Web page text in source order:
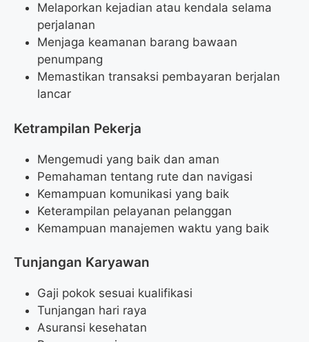
Melaporkan kejadian atau kendala selama
perjalanan
Menjaga keamanan barang bawaan
penumpang
Memastikan transaksi pembayaran berjalan
lancar
Ketrampilan Pekerja
Mengemudi yang baik dan aman
Pemahaman tentang rute dan navigasi
Kemampuan komunikasi yang baik
Keterampilan pelayanan pelanggan
Kemampuan manajemen waktu yang baik
Tunjangan Karyawan
Gaji pokok sesuai kualifikasi
Tunjangan hari raya
Asuransi kesehatan